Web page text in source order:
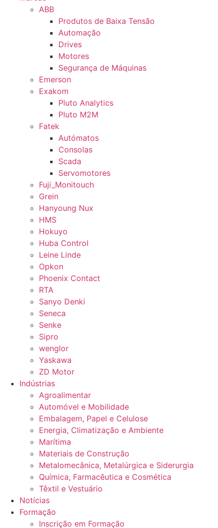
ABB
Produtos de Baixa Tensão
Automação
Drives
Motores
Segurança de Máquinas
Emerson
Exakom
Pluto Analytics
Pluto M2M
Fatek
Autómatos
Consolas
Scada
Servomotores
Fuji_Monitouch
Grein
Hanyoung Nux
HMS
Hokuyo
Huba Control
Leine Linde
Opkon
Phoenix Contact
RTA
Sanyo Denki
Seneca
Senke
Sipro
wenglor
Yaskawa
ZD Motor
Indústrias
Agroalimentar
Automóvel e Mobilidade
Embalagem, Papel e Celulose
Energia, Climatização e Ambiente
Marítima
Materiais de Construção
Metalomecânica, Metalúrgica e Siderurgia
Química, Farmacêutica e Cosmética
Têxtil e Vestuário
Notícias
Formação
Inscrição em Formação